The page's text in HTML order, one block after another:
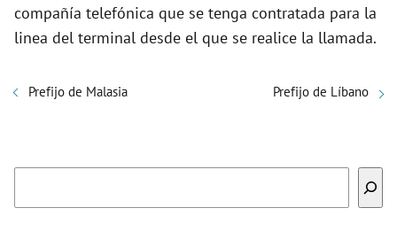
compañía telefónica que se tenga contratada para la
linea del terminal desde el que se realice la llamada.
Prefijo de Malasia Prefijo de Líbano